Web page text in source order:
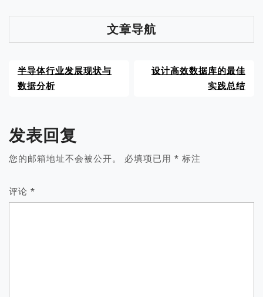
文章导航
半导体行业发展现状与
数据分析
设计高效数据库的最佳
实践总结
发表回复
您的邮箱地址不会被公开。 必填项已用 * 标注
评论 *